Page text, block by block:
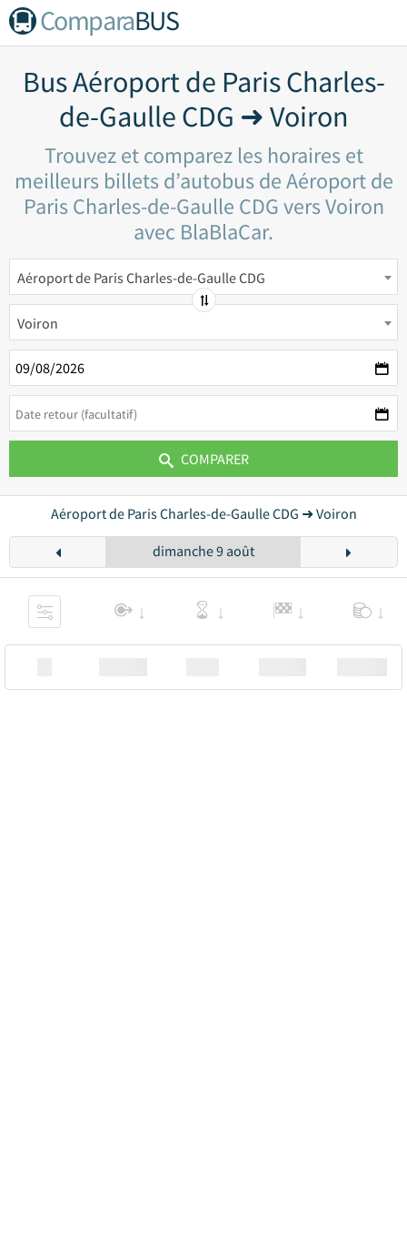
ComparaBUS
Bus Aéroport de Paris Charles-
de-Gaulle CDG ➜ Voiron
Trouvez et comparez les horaires et
meilleurs billets d’autobus de Aéroport de
Paris Charles-de-Gaulle CDG vers Voiron
avec BlaBlaCar.
Aéroport de Paris Charles-de-Gaulle CDG
Voiron
COMPARER
Aéroport de Paris Charles-de-Gaulle CDG ➜ Voiron
dimanche 9 août